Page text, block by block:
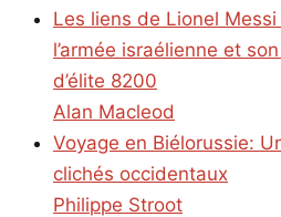
Les liens de Lionel
l’armée israélienne et
d’élite 8200
Alan Macleod
Voyage en Biélorussie:
clichés occidentaux
Philippe Stroot